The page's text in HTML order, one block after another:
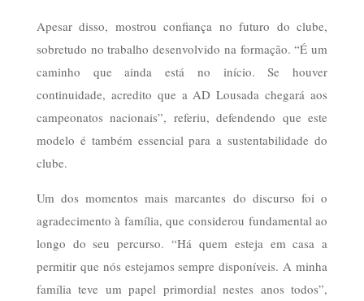
Apesar disso, mostrou confiança no futuro do clube,
sobretudo no trabalho desenvolvido na formação. “É um
caminho que ainda está no início. Se houver
continuidade, acredito que a AD Lousada chegará aos
campeonatos nacionais”, referiu, defendendo que este
modelo é também essencial para a sustentabilidade do
clube.
Um dos momentos mais marcantes do discurso foi o
agradecimento à família, que considerou fundamental ao
longo do seu percurso. “Há quem esteja em casa a
permitir que nós estejamos sempre disponíveis. A minha
família teve um papel primordial nestes anos todos”,